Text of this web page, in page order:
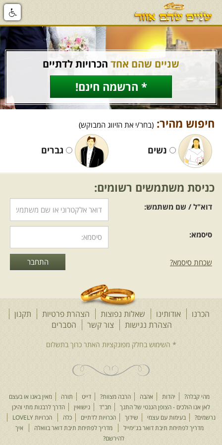
שניים שהם אחד הכרויות לדתיים
* הרשמה חינם!
חיפוש מהיר: (בחר/י את הזיווג המבוקש)
נשים גברים
כניסת משתמשים רשומים:
דוא"ל / שם משתמש:
סיסמא:
שכחת סיסמא?
הכרנו אודותינו שאלות נפוצות הצהרת פרטיות
תקנון
הצהרת נגישות
צור קשר הסברים
מהי קבלה? יהדות אהבה הרבה מצוות? דייט תורה
מאין באנו או בעצם
לאן אנו הולכים - הצופן הגנטי של התנך
חב"ד נישואין
הדרך לרבנות מתי והיכן
נרשמים?
בעימות עם עצמי שידוך הכרויות לדתיים כלה
הכרויות LOVELY
מדריך לפתיחת תיבת דואר בג'ימייל
מדריך לפתיחת תיבת דואר בוואלה
איך
להירשם?